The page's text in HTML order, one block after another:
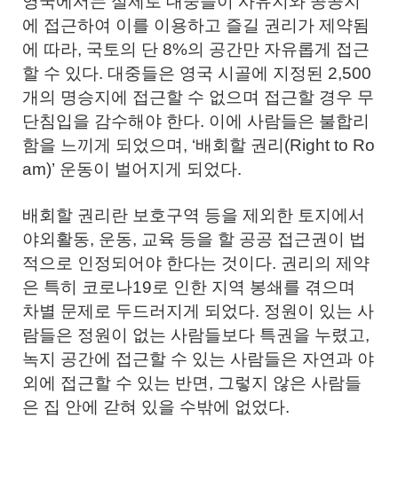
에 접근하여 이를 이용하고 즐길 권리가 제약됨
에 따라, 국토의 단 8%의 공간만 자유롭게 접근
할 수 있다. 대중들은 영국 시골에 지정된 2,500
개의 명승지에 접근할 수 없으며 접근할 경우 무
단침입을 감수해야 한다. 이에 사람들은 불합리
함을 느끼게 되었으며, ‘배회할 권리(Right to Ro
am)’ 운동이 벌어지게 되었다.
배회할 권리란 보호구역 등을 제외한 토지에서
야외활동, 운동, 교육 등을 할 공공 접근권이 법
적으로 인정되어야 한다는 것이다. 권리의 제약
은 특히 코로나19로 인한 지역 봉쇄를 겪으며
차별 문제로 두드러지게 되었다. 정원이 있는 사
람들은 정원이 없는 사람들보다 특권을 누렸고,
녹지 공간에 접근할 수 있는 사람들은 자연과 야
외에 접근할 수 있는 반면, 그렇지 않은 사람들
은 집 안에 갇혀 있을 수밖에 없었다.